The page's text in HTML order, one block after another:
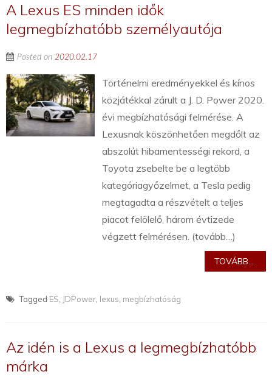
A Lexus ES minden idők
legmegbízhatóbb személyautója
Posted on 2020.02.17
Történelmi eredményekkel és kínos
közjátékkal zárult a J. D. Power 2020.
évi megbízhatósági felmérése. A
Lexusnak köszönhetően megdőlt az
abszolút hibamentességi rekord, a
Toyota zsebelte be a legtöbb
kategóriagyőzelmet, a Tesla pedig
megtagadta a részvételt a teljes
piacot felölelő, három évtizede
végzett felmérésen. (tovább…)
TOVÁBB...
Tagged ES JDPower lexus megbízhatóság
Az idén is a Lexus a legmegbízhatóbb
márka